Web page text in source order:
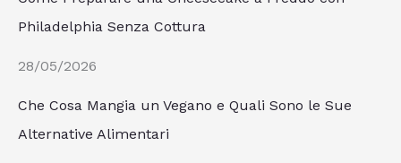
Philadelphia Senza Cottura
28/05/2026
Che Cosa Mangia un Vegano e Quali Sono le Sue
Alternative Alimentari